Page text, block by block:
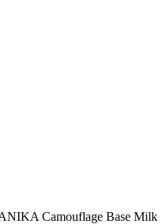
Camouflage Base Milk